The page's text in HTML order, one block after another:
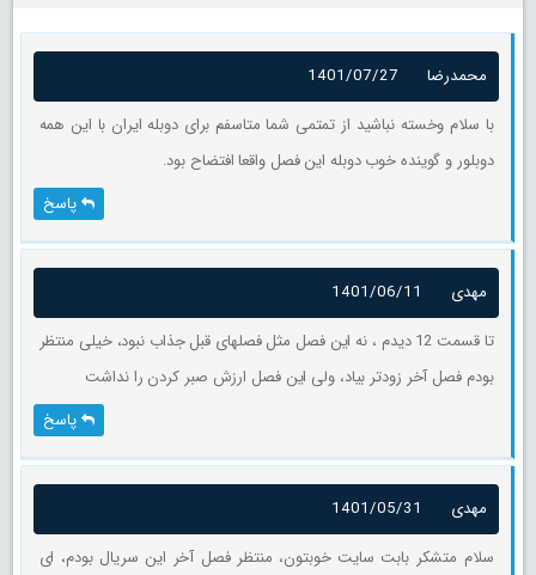
محمدرضا
1401/07/27
با سلام وخسته نباشید از تمتمی شما متاسفم برای دوبله ایران با این همه
دوبلور و گوینده خوب دوبله این فصل واقعا افتضاح بود.
پاسخ
مهدی
1401/06/11
تا قسمت 12 دیدم ، نه این فصل مثل فصلهای قبل جذاب نبود، خیلی منتظر
بودم فصل آخر زودتر بیاد، ولی این فصل ارزش صبر کردن را نداشت
پاسخ
مهدی
1401/05/31
سلام متشکر بابت سایت خوبتون، منتظر فصل آخر این سریال بودم، ای